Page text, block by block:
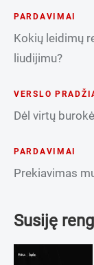
PARDAVIMAI
Kokių leidimų
liudijimu?
VERSLO
Dėl virtų
PARDAVIMAI
Prekiavimas
Susiję